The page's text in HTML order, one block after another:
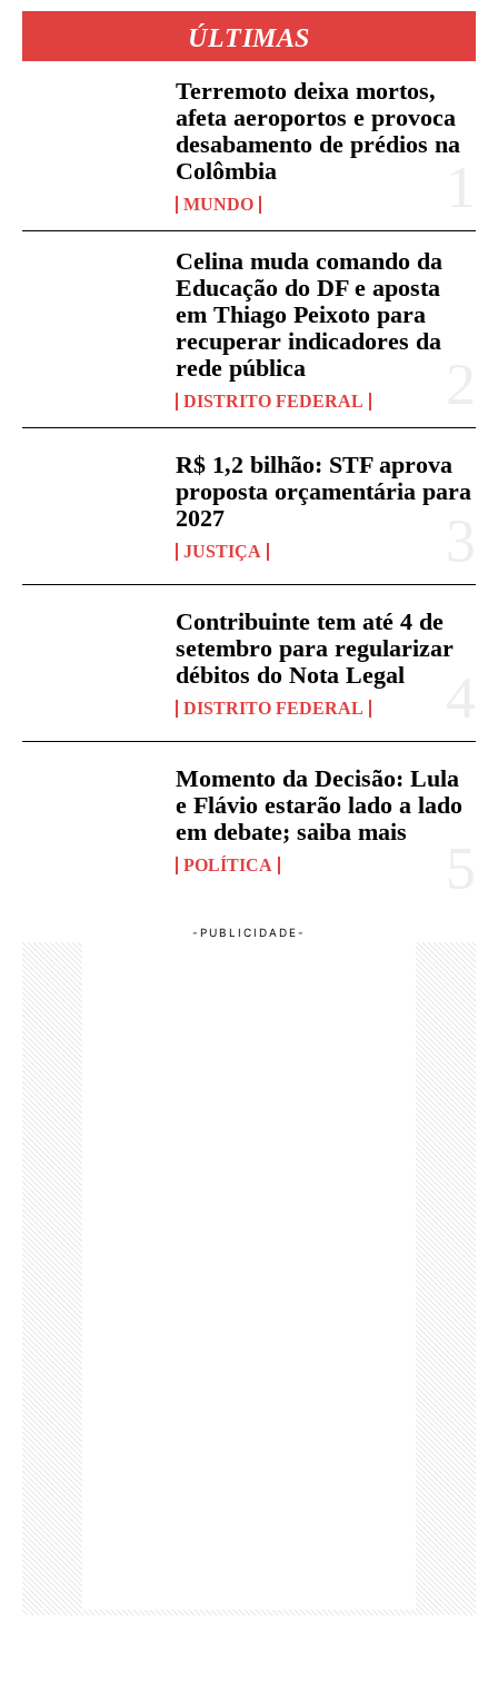
ÚLTIMAS
Terremoto deixa mortos,
afeta aeroportos e provoca
desabamento de prédios na
Colômbia
MUNDO
Celina muda comando da
Educação do DF e aposta
em Thiago Peixoto para
recuperar indicadores da
rede pública
DISTRITO FEDERAL
R$ 1,2 bilhão: STF aprova
proposta orçamentária para
2027
JUSTIÇA
Contribuinte tem até 4 de
setembro para regularizar
débitos do Nota Legal
DISTRITO FEDERAL
Momento da Decisão: Lula
e Flávio estarão lado a lado
em debate; saiba mais
POLÍTICA